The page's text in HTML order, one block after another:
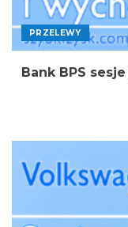
PRZELEWY
Bank BPS